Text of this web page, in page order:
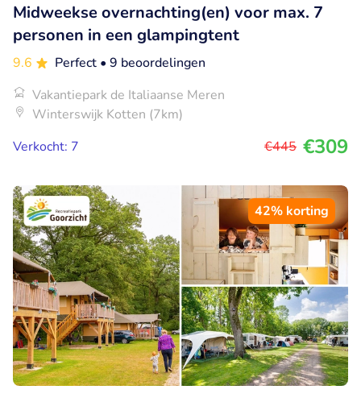
Midweekse overnachting(en) voor max. 7
personen in een glampingtent
9.6 Perfect • 9 beoordelingen
Vakantiepark de Italiaanse Meren
Winterswijk Kotten (7km)
Verkocht: 7
€445 €309
42% korting